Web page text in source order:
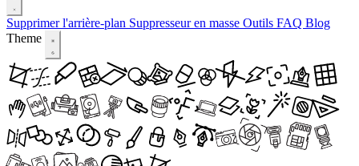
Supprimer l'arrière-plan Suppresseur en masse Outils FAQ Blog
Theme